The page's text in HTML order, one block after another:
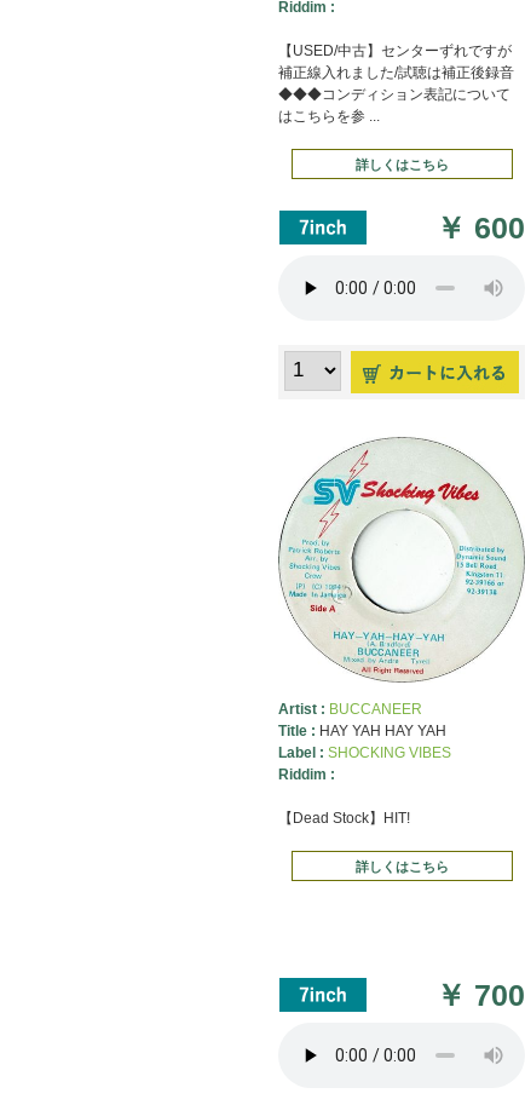
Riddim :
【USED/中古】センターずれですが
補正線入れました/試聴は補正後録音
◆◆◆コンディション表記について
はこちらを参 ...
詳しくはこちら
￥ 600
Artist : BUCCANEER
Title : HAY YAH HAY YAH
Label :SHOCKING VIBES
Riddim :
【Dead Stock】HIT!
詳しくはこちら
￥ 700